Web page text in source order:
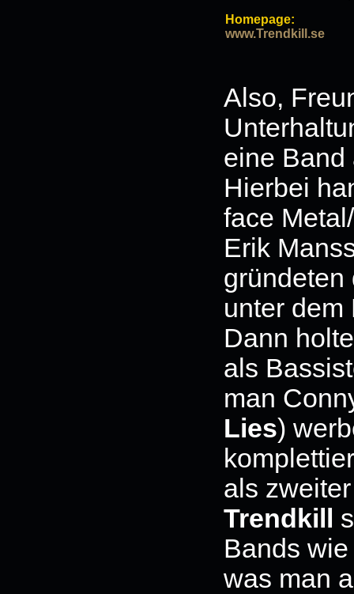
Homepage:
www.Trendkill.se
Also,
eine Band
Hierbei
face
Erik
gründeten
unter
Dann
als
man
Lies)
als
Trendkill
Bands
was man